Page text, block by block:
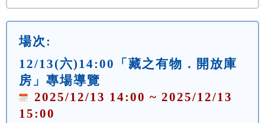
場次:
12/13(六)14:00「藏之有物．開放庫
房」專場導覽
2025/12/13 14:00 ~ 2025/12/13
15:00